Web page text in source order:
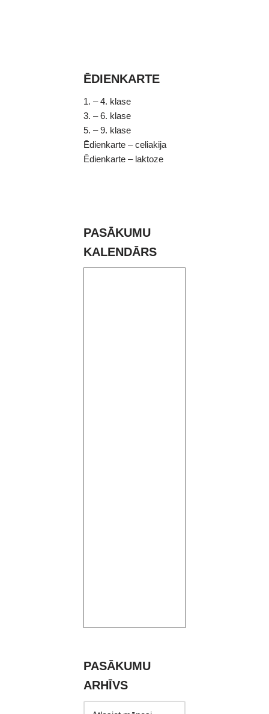
ĒDIENKARTE
1. – 4. klase
3. – 6. klase
5. – 9. klase
Ēdienkarte – celiakija
Ēdienkarte – laktoze
PASĀKUMU
KALENDĀRS
PASĀKUMU
ARHĪVS